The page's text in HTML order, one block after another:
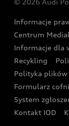
Wyszukaj
Oferta dla
Oferta dla
Kalkulator rat
Ubezpieczenie
Zasięg
Gwarancja
Akcje
Katalog online
Audi i Muzeum
Audi driving
Audi quattro
Audi i Puchar
Zakopanem
© 2026 Audi
Informacje
Centrum
Informacje dla
Recykling
Polityka plików
Formularz
System
Kontakt IOD